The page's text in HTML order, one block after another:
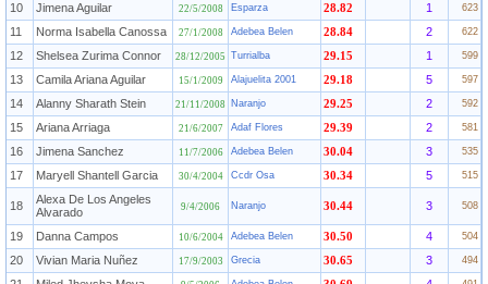
10 Jimena Aguilar 22/5/2008 Esparza 28.82 1 623
11 Norma Isabella Canossa 27/1/2008 Adebea Belen 28.84 2 622
12 Shelsea Zurima Connor 28/12/2005 Turrialba 29.15 1 599
13 Camila Ariana Aguilar 15/1/2009 Alajuelita 2001 29.18 5 597
14 Alanny Sharath Stein 21/11/2008 Naranjo 29.25 2 592
15 Ariana Arriaga 21/6/2007 Adaf Flores 29.39 2 581
16 Jimena Sanchez 11/7/2006 Adebea Belen 30.04 3 535
17 Maryell Shantell Garcia 30/4/2004 Ccdr Osa 30.34 5 515
18
Alexa De Los Angeles
Alvarado
9/4/2006 Naranjo 30.44 3 508
19 Danna Campos 10/6/2004 Adebea Belen 30.50 4 504
20 Vivian Maria Nuñez 17/9/2003 Grecia 30.65 3 494